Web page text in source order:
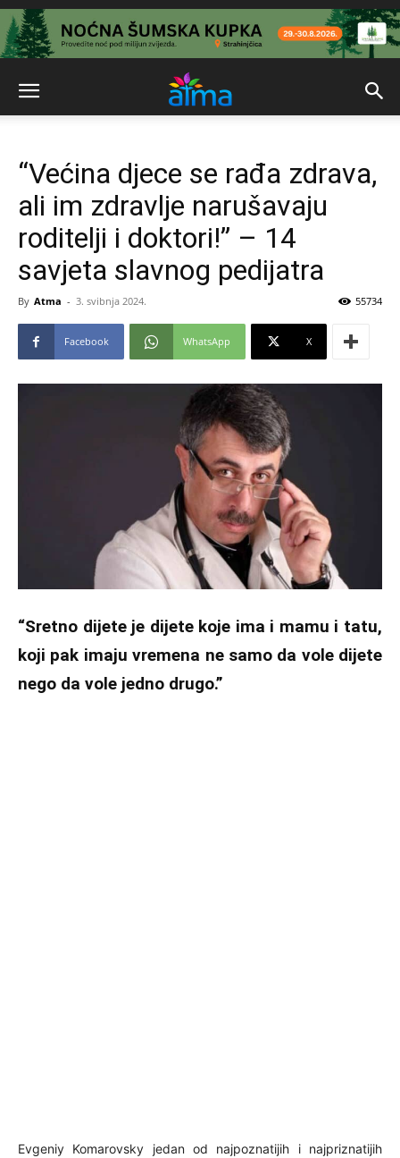
“Većina djece se rađa zdrava,
ali im zdravlje narušavaju
roditelji i doktori!” – 14
savjeta slavnog pedijatra
By Atma - 3. svibnja 2024. 55734
Facebook WhatsApp X
“Sretno dijete je dijete koje ima i mamu i tatu,
koji pak imaju vremena ne samo da vole dijete
nego da vole jedno drugo.”
Evgeniy Komarovsky jedan od najpoznatijih i najpriznatijih